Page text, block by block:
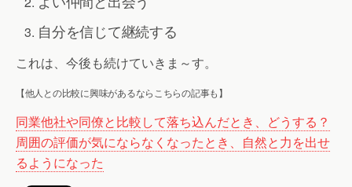
自分を信じて継続する
これは、今後も続けていきま～す。
【他人との比較に興味があるならこちらの記事も】
同業他社や同僚と比較して落ち込んだとき、どうする？
周囲の評価が気にならなくなったとき、自然と力を出せ
るようになった